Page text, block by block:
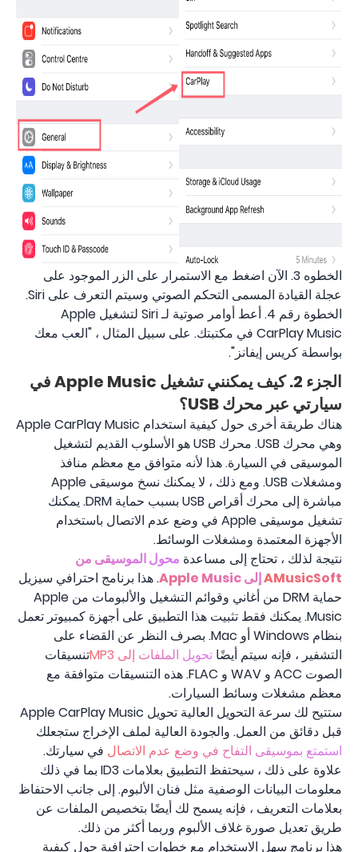
الخطوه 3. الآن اضغط مع الاستمرار على الزر الموجود على
عجلة القيادة المسمى التحكم الصوتي وسيتم التعرف على Siri.
الخطوة رقم 4. أعط أوامر صوتية لـ Siri لتشغيل Apple
CarPlay Music في مكتبتك. على سبيل المثال ، "العب معك
بواسطة كريس إيفانز".
الجزء 2. كيف يمكنني تشغيل Apple Music في
سيارتي عبر محرك USB؟
هناك طريقة أخرى حول كيفية استخدام Apple CarPlay Music
وهي محرك USB. محرك USB هو الأسلوب القديم لتشغيل
الموسيقى في السيارة. هذا لأنه متوافق مع معظم منافذ
ومشغلات USB. ومع ذلك ، لا يمكنك نسخ موسيقى Apple
مباشرة إلى محرك أقراص USB بسبب حماية DRM. يمكنك
تشغيل موسيقى Apple في وضع عدم الاتصال باستخدام
الأجهزة المعتمدة ومشغلات الوسائط.
نتيجة لذلك ، تحتاج إلى مساعدة محول الموسيقى من
AMusicSoft إلى Apple Music
. هذا برنامج احترافي سيزيل
حماية DRM من أغاني وقوائم التشغيل والألبومات من Apple
Music. يمكنك فقط تثبيت هذا التطبيق على أجهزة كمبيوتر تعمل
بنظام Windows أو Mac. بصرف النظر عن القضاء على
التشفير ، فإنه سيتم أيضًا تحويل الملفات إلى MP3
تنسيقات
الصوت ACC و WAV و FLAC. هذه التنسيقات متوافقة مع
معظم مشغلات وسائط السيارات.
ستتيح لك سرعة التحويل العالية تحويل Apple CarPlay Music
قبل دقائق من العمل. والجودة العالية لملف الإخراج ستجعلك
استمتع بموسيقى التفاح في وضع عدم الاتصال في سيارتك.
علاوة على ذلك ، سيحتفظ التطبيق بعلامات ID3 بما في ذلك
معلومات البيانات الوصفية مثل فنان الألبوم. إلى جانب الاحتفاظ
بعلامات التعريف ، فإنه يسمح لك أيضًا بتخصيص الملفات عن
طريق تعديل صورة غلاف الألبوم وربما أكثر من ذلك.
هذا برنامج سهل الاستخدام مع خطوات احترافية حول كيفية